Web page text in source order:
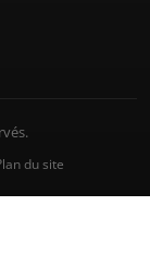
du site